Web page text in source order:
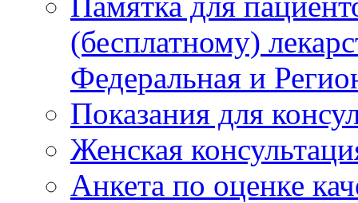
(бесплатному)
Федеральная и
Показания для
Женская
Анкета по оценке